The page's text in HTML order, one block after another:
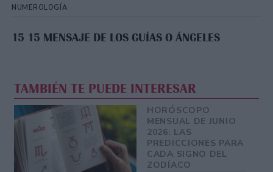
NUMEROLOGÍA
15 15 MENSAJE DE LOS GUÍAS O ÁNGELES
TAMBIÉN TE PUEDE INTERESAR
HORÓSCOPO
MENSUAL DE JUNIO
2026: LAS
PREDICCIONES PARA
CADA SIGNO DEL
ZODÍACO